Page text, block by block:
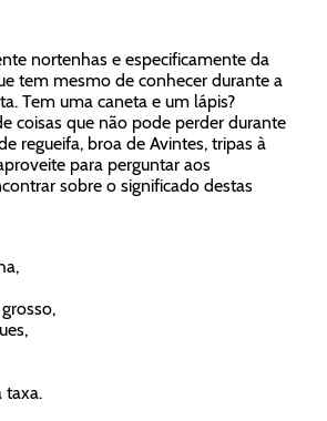
nortenhas e especificamente da
tem mesmo de conhecer durante a
Tem uma caneta e um lápis?
coisas que não pode perder durante
regueifa, broa de Avintes, tripas à
para perguntar aos
sobre o significado destas
taxa.